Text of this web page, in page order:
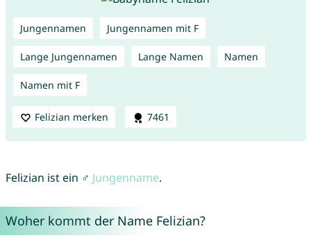
Jungennamen Jungennamen mit F
Lange Jungennamen Lange Namen Namen
Namen mit F
Felizian merken 7461
Felizian ist ein ♂ Jungenname.
Woher kommt der Name Felizian?